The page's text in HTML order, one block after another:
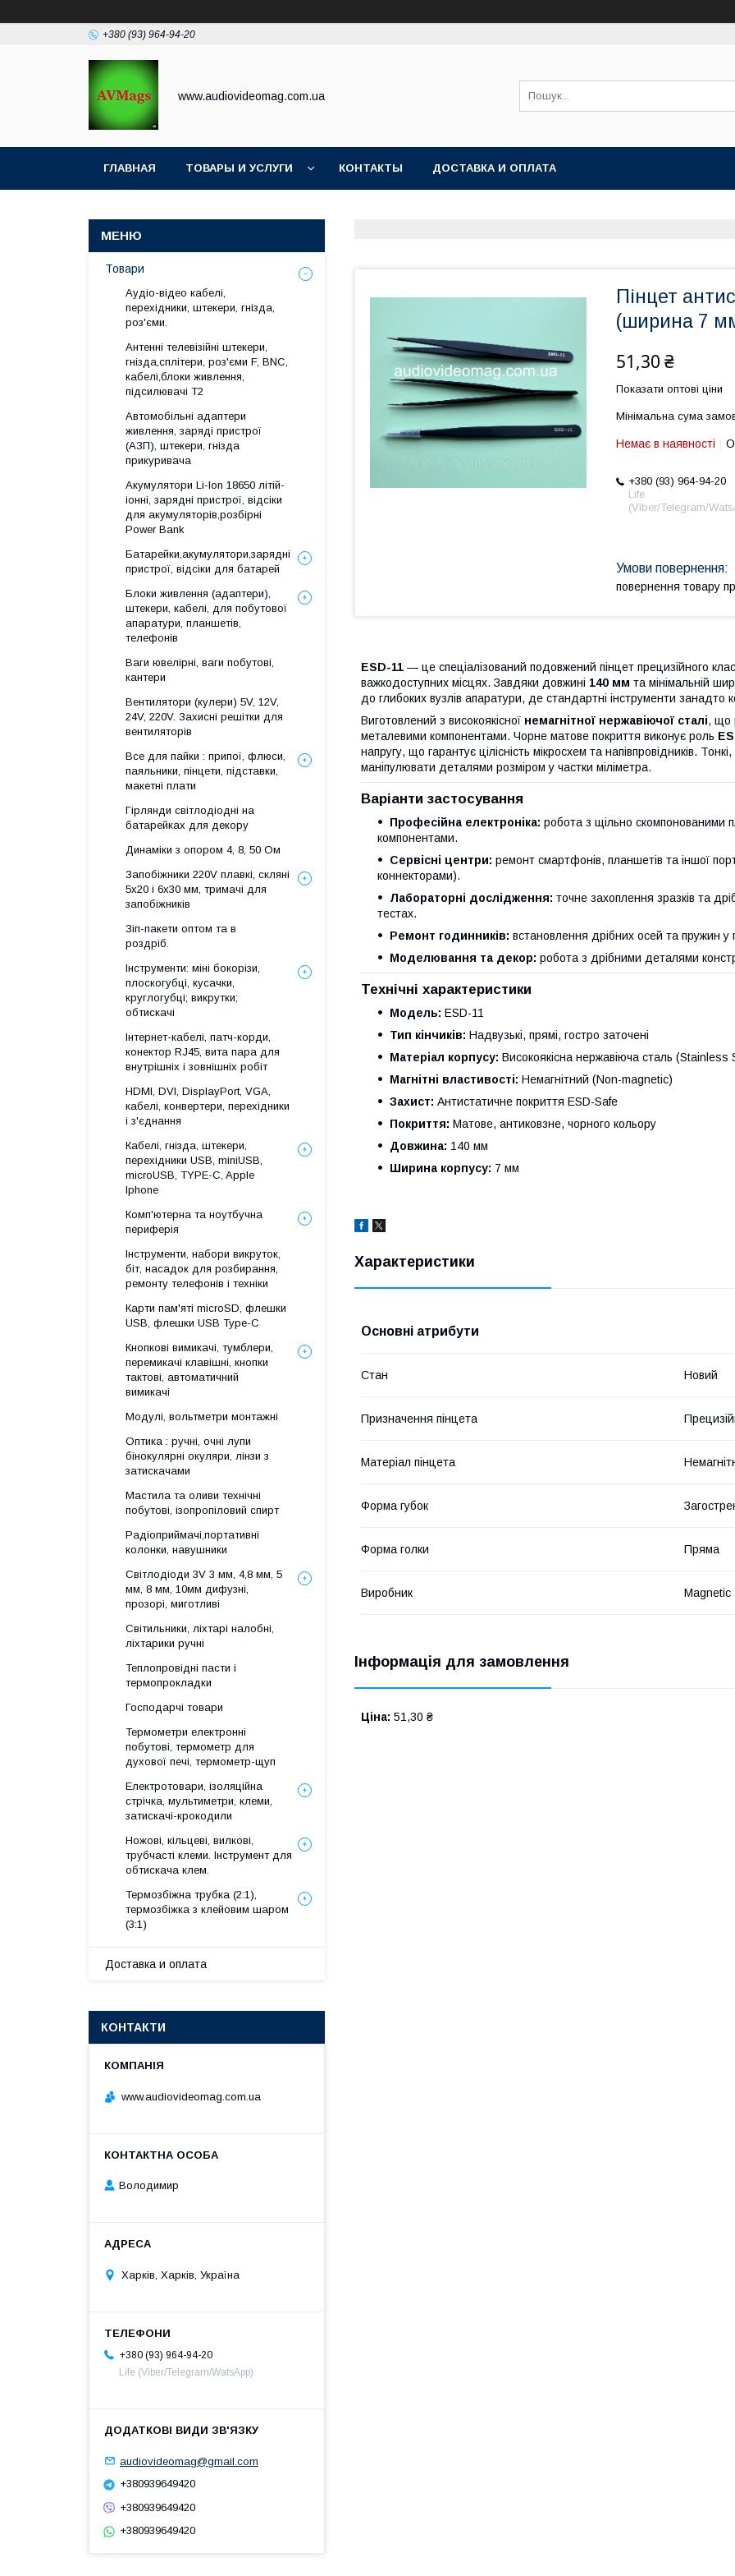
+380 (93) 964-94-20
www.audiovideomag.com.ua
ГЛАВНАЯ ТОВАРЫ И УСЛУГИ КОНТАКТЫ ДОСТАВКА И ОПЛАТА
Пінцет
(ширина 7
51,30 ₴
Показати оптові ціни
Мінімальна сума
Немає в наявності
+380 (93) 964-94-20
Life
(Viber/Telegram/
повернення товару
ESD-11 — це спеціалізований подовжений пінцет прецизійного
важкодоступних місцях. Завдяки довжині 140 мм та мінімальній
до глибоких вузлів апаратури, де стандартні інструменти занадто
Виготовлений з високоякісної немагнітної нержавіючої сталі, що
металевими компонентами. Чорне матове покриття виконує роль
напругу, що гарантує цілісність мікросхем та напівпровідників.
маніпулювати деталями розміром у частки міліметра.
Варіанти застосування
Професійна електроніка: робота з щільно скомпонованими
компонентами.
Сервісні центри: ремонт смартфонів, планшетів та іншої
коннекторами).
Лабораторні дослідження: точне захоплення зразків та
тестах.
Ремонт годинників: встановлення дрібних осей та пружин у
Моделювання та декор: робота з дрібними деталями
Технічні характеристики
Модель: ESD-11
Тип кінчиків: Надвузькі, прямі, гостро заточені
Матеріал корпусу: Високоякісна нержавіюча сталь (Stainless
Магнітні властивості: Немагнітний (Non-magnetic)
Захист: Антистатичне покриття ESD-Safe
Покриття: Матове, антиковзне, чорного кольору
Довжина: 140 мм
Ширина корпусу: 7 мм
Характеристики
Основні атрибути
Стан Новий
Призначення пінцета
Матеріал пінцета
Форма губок
Форма голки Пряма
Виробник Magnetic
Інформація для замовлення
Ціна: 51,30 ₴
Товари
Аудіо-відео кабелі,
перехідники, штекери, гнізда,
роз'єми.
Антенні телевізійні штекери,
гнізда,сплітери, роз'єми F, BNC,
кабелі,блоки живлення,
підсилювачі Т2
Автомобільні адаптери
живлення, заряді пристрої
(АЗП), штекери, гнізда
прикуривача
Акумулятори Li-Ion 18650 літій-
іонні, зарядні пристрої, відсіки
для акумуляторів,розбірні
Power Bank
Батарейки,акумулятори,зарядні
пристрої, відсіки для батарей
Блоки живлення (адаптери),
штекери, кабелі, для побутової
апаратури, планшетів,
телефонів
Ваги ювелірні, ваги побутові,
кантери
Вентилятори (кулери) 5V, 12V,
24V, 220V. Захисні решітки для
вентиляторів
Все для пайки : припої, флюси,
паяльники, пінцети, підставки,
макетні плати
Гірлянди світлодіодні на
батарейках для декору
Динаміки з опором 4, 8, 50 Ом
Запобіжники 220V плавкі, скляні
5x20 і 6х30 мм, тримачі для
запобіжників
Зіп-пакети оптом та в
роздріб.
Інструменти: міні бокорізи,
плоскогубці, кусачки,
круглогубці; викрутки;
обтискачі
Інтернет-кабелі, патч-корди,
конектор RJ45, вита пара для
внутрішніх і зовнішніх робіт
HDMI, DVI, DisplayPort, VGA,
кабелі, конвертери, перехідники
і з'єднання
Кабелі, гнізда, штекери,
перехідники USB, miniUSB,
microUSB, TYPE-C, Apple
Iphone
Комп'ютерна та ноутбучна
периферія
Інструменти, набори викруток,
біт, насадок для розбирання,
ремонту телефонів і техніки
Карти пам'яті microSD, флешки
USB, флешки USB Type-C
Кнопкові вимикачі, тумблери,
перемикачі клавішні, кнопки
тактові, автоматичний
вимикачі
Модулі, вольтметри монтажні
Оптика : ручні, очні лупи
бінокулярні окуляри, лінзи з
затискачами
Мастила та оливи технічні
побутові, ізопропіловий спирт
Радіоприймачі,портативні
колонки, навушники
Світлодіоди 3V 3 мм, 4,8 мм, 5
мм, 8 мм, 10мм дифузні,
прозорі, миготливі
Світильники, ліхтарі налобні,
ліхтарики ручні
Теплопровідні пасти і
термопрокладки
Господарчі товари
Термометри електронні
побутові, термометр для
духової печі, термометр-щуп
Електротовари, ізоляційна
стрічка, мультиметри, клеми,
затискачі-крокодили
Ножові, кільцеві, вилкові,
трубчасті клеми. Інструмент для
обтискача клем.
Термозбіжна трубка (2:1),
термозбіжка з клейовим шаром
(3:1)
Доставка и оплата
КОНТАКТИ
www.audiovideomag.com.ua
Володимир
Харків, Харків, Україна
+380 (93) 964-94-20
Life (Viber/Telegram/WatsApp)
audiovideomag@gmail.com
+380939649420
+380939649420
+380939649420